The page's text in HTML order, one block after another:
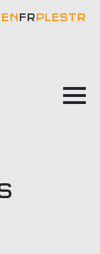
EN FR PLESTR